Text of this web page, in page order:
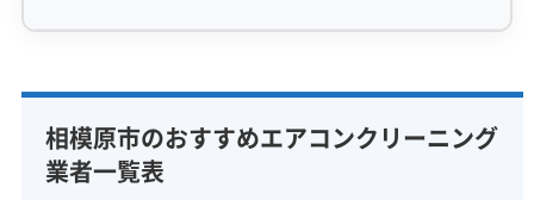
土埃」の3つが重なることで、相模原市のエアコ
ンは汚れやすくなっているのです。
完全分解洗浄 部分クリーニング
実績10年以上
資格保有スタッフ
相模原市のおすすめエアコンクリーニング
業者一覧表